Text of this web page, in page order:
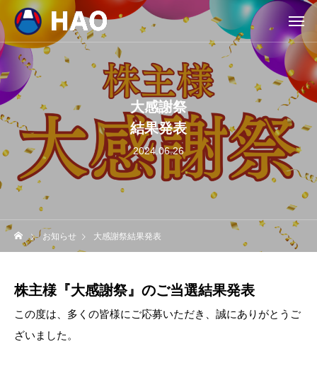
大感謝祭
結果発表
2024.06.26
お知らせ 大感謝祭結果発表
株主様『大感謝祭』のご当選結果発表
この度は、多くの皆様にご応募いただき、誠にありがとうご
ざいました。